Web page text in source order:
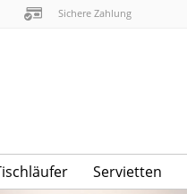
Sichere Zahlung
Servietten